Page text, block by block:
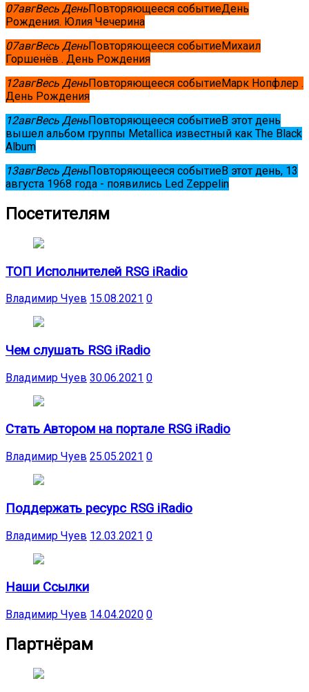
07авгВесь ДеньПовторяющееся событиеДень
Рождения. Юлия Чечерина
07авгВесь ДеньПовторяющееся событиеМихаил
Горшенёв . День Рождения
12авгВесь ДеньПовторяющееся событиеМарк Нопфлер .
День Рождения
12авгВесь ДеньПовторяющееся событиеВ этот день
вышел альбом группы Metallica известный как The Black
Album
13авгВесь ДеньПовторяющееся событиеВ этот день, 13
августа 1968 года - появились Led Zeppelin
Посетителям
ТОП Исполнителей RSG iRadio
Владимир Чуев 15.08.2021 0
Чем слушать RSG iRadio
Владимир Чуев 30.06.2021 0
Стать Автором на портале RSG iRadio
Владимир Чуев 25.05.2021 0
Поддержать ресурс RSG iRadio
Владимир Чуев 12.03.2021 0
Наши Ссылки
Владимир Чуев 14.04.2020 0
Партнёрам